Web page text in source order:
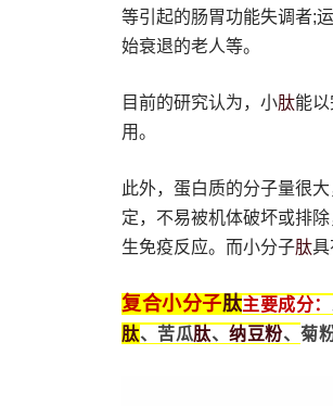
等引起的肠胃功能失调者;
始衰退的老人等。
目前的研究认为，小肽能
用。
此外，蛋白质的分子量很
定，不易被机体破坏或排
生免疫反应。而小分子肽具
复合小分子肽主要成分：
肽、苦瓜肽、纳豆粉、菊